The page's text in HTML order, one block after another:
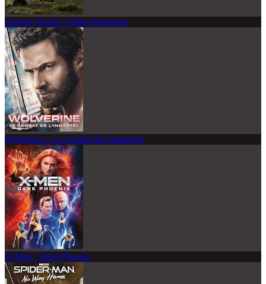
Jurassic World : Fallen Kingdom
Wolverine : Le Combat de l'immortel
X-Men : Dark Phoenix